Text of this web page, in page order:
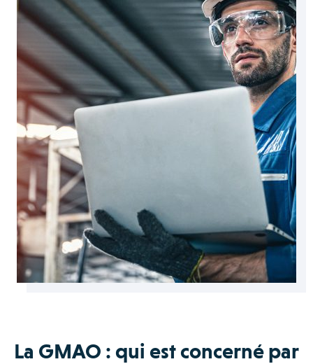
La GMAO : qui est concerné par